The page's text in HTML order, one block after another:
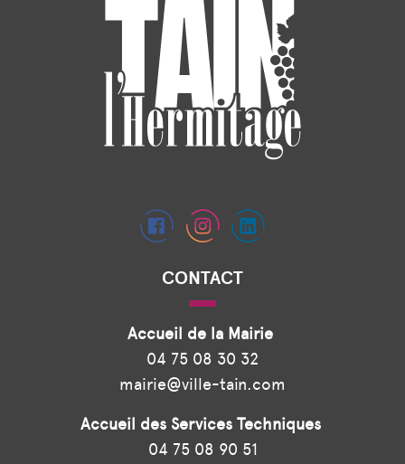
CONTACT
Accueil de la Mairie
04 75 08 30 32
mairie@ville-tain.com
Accueil des Services Techniques
04 75 08 90 51